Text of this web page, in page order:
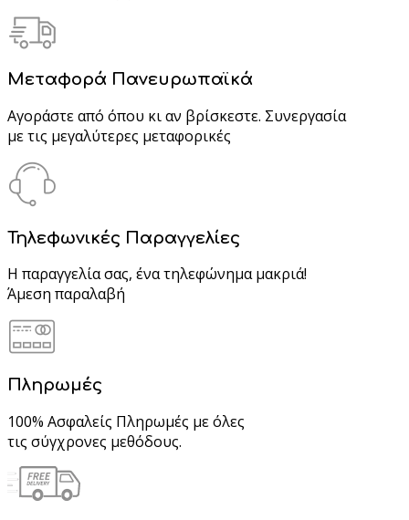
Μεταφορά Πανευρωπαϊκά
Αγοράστε από όπου κι αν βρίσκεστε. Συνεργασία
με τις μεγαλύτερες μεταφορικές
Τηλεφωνικές Παραγγελίες
Η παραγγελία σας, ένα τηλεφώνημα μακριά!
Άμεση παραλαβή
Πληρωμές
100% Ασφαλείς Πληρωμές με όλες
τις σύγχρονες μεθόδους.